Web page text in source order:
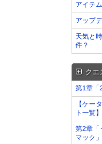
アイテム
アップ
天気と
件？
クエ
第1章「
【ケー
ト一覧】
第2章「
マック」